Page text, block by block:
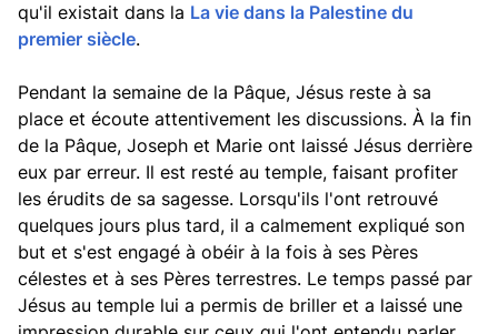
qu'il existait dans la La vie dans la Palestine du
premier siècle.
Pendant la semaine de la Pâque, Jésus reste à sa
place et écoute attentivement les discussions. À la fin
de la Pâque, Joseph et Marie ont laissé Jésus derrière
eux par erreur. Il est resté au temple, faisant profiter
les érudits de sa sagesse. Lorsqu'ils l'ont retrouvé
quelques jours plus tard, il a calmement expliqué son
but et s'est engagé à obéir à la fois à ses Pères
célestes et à ses Pères terrestres. Le temps passé par
Jésus au temple lui a permis de briller et a laissé une